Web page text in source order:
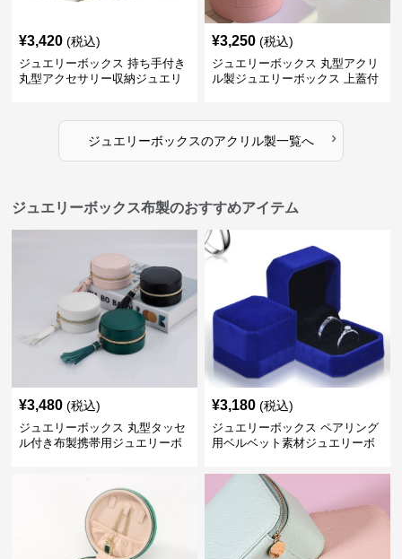
¥3,420 (税込)
ジュエリーボックス 持ち手付き
丸型アクセサリー収納ジュエリ
¥3,250 (税込)
ジュエリーボックス 丸型アクリ
ル製ジュエリーボックス 上蓋付
ジュエリーボックスのアクリル製一覧へ ›
ジュエリーボックス布製のおすすめアイテム
¥3,480 (税込)
ジュエリーボックス 丸型タッセ
ル付き布製携帯用ジュエリーボ
¥3,180 (税込)
ジュエリーボックス ペアリング
用ベルベット素材ジュエリーボ